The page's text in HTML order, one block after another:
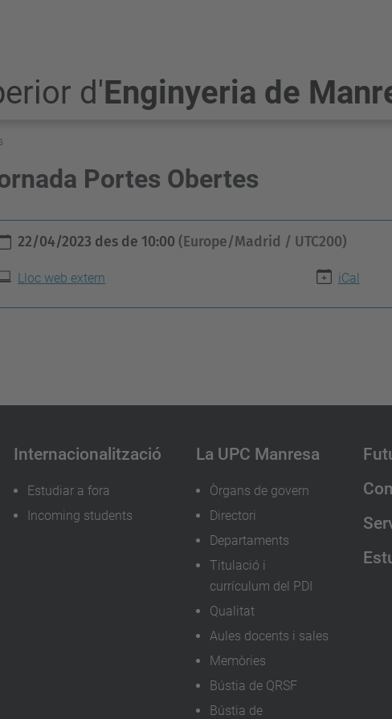
d'Enginyeria de
Portes Obertes
22/04/2023 des de 10:00 (Europe/Madrid / UTC200)
Lloc web extern iCal
Internacionalització
Estudiar a fora
Incoming students
La UPC Manresa
Òrgans de govern
Directori
Departaments
Titulació i
currículum del PDI
Qualitat
Aules docents i sales
Memòries
Bústia de QRSF
Bústia de